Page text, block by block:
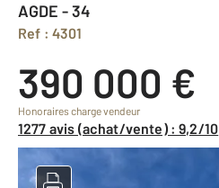
AGDE - 34
Ref : 4301
390 000 €
Honoraires charge vendeur
1277 avis (achat/vente) : 9,2/10